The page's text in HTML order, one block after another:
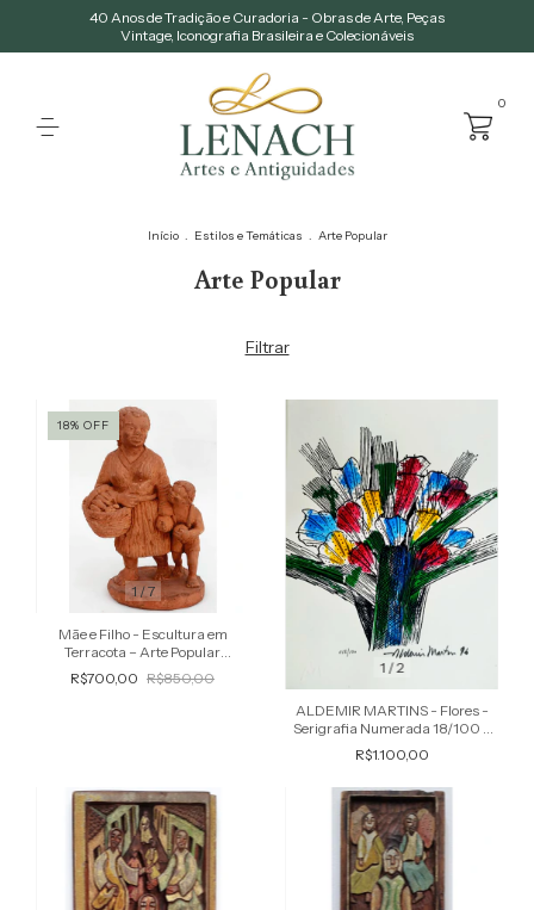
40 Anos de Tradição e Curadoria - Obras de Arte, Peças
Vintage, Iconografia Brasileira e Colecionáveis
0
Início . Estilos e Temáticas . Arte Popular
Arte Popular
Filtrar
1/7
18% OFF
Mãe e Filho - Escultura em
Terracota – Arte Popular
Brasileira (séc. XX)
R$700,00 R$850,00
1 /2
ALDEMIR MARTINS - Flores -
Serigrafia Numerada 18/100 -
Assinada, 1996
R$1.100,00